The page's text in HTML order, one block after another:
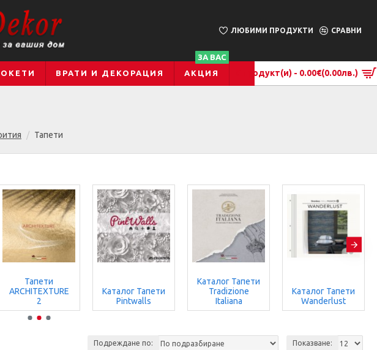
ЛЮБИМИ ПРОДУКТИ СРАВНИ
ВРАТИ И ДЕКОРАЦИЯ АКЦИЯ
ЗА ВАС
0 продукт(и) - 0.00€(0.00лв.)
Тапети
Тапети
ARCHITEXTURE
2
Каталог Тапети
Pintwalls
Каталог Тапети
Tradizione
Italiana
Каталог Тапети
Wanderlust
Подреждане по: Показване: